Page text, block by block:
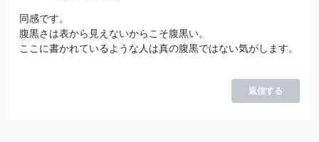
同感です。
腹黒さは表から見えないからこそ腹黒い。
ここに書かれているような人は真の腹黒ではない気がします。
返信する